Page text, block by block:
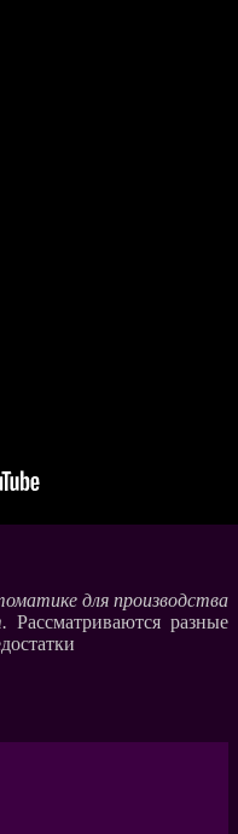
для производства
Рассматриваются разные